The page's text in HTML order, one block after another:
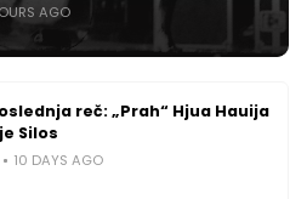
AGO
reč: „Prah“ Hjua Hauija
Silos
10 DAYS AGO